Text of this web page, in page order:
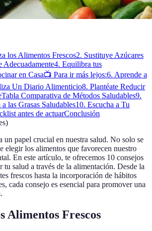
los Alimentos Frescos2. Sustituye Azúcares
Adecuadamente4. Equilibra tus
en Casa📺 Para ir más lejos:6. Aprende a
Un Diario Alimenticio8. Plantéate Reducir
Tabla Comparativa de Métodos Saludables9.
las Grasas Saludables10. Escucha a Tu
antes de actuarConclusión
)
un papel crucial en nuestra salud. No solo se
elegir los alimentos que favorecen nuestro
En este artículo, te ofrecemos 10 consejos
tu salud a través de la alimentación. Desde la
frescos hasta la incorporación de hábitos
cada consejo es esencial para promover una
Alimentos Frescos